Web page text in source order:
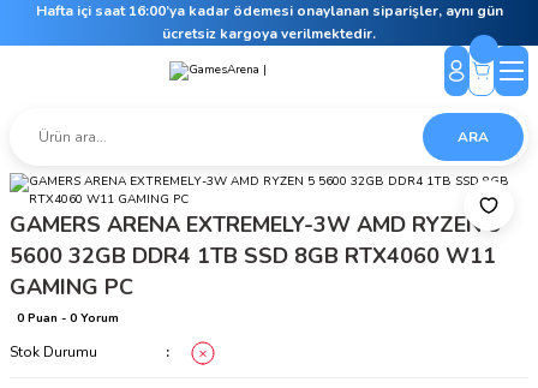
Hafta içi saat 16:00’ya kadar ödemesi onaylanan siparişler, aynı gün
ücretsiz kargoya verilmektedir.
ARA
GAMERS ARENA EXTREMELY-3W AMD RYZEN 5
5600 32GB DDR4 1TB SSD 8GB RTX4060 W11
GAMING PC
0 Puan - 0 Yorum
Stok Durumu